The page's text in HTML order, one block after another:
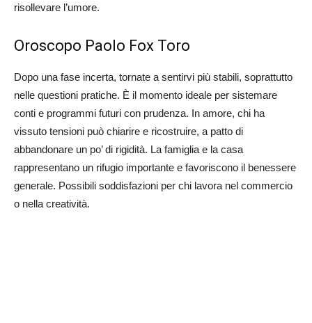
risollevare l’umore.
Oroscopo Paolo Fox Toro
Dopo una fase incerta, tornate a sentirvi più stabili, soprattutto
nelle questioni pratiche. È il momento ideale per sistemare
conti e programmi futuri con prudenza. In amore, chi ha
vissuto tensioni può chiarire e ricostruire, a patto di
abbandonare un po’ di rigidità. La famiglia e la casa
rappresentano un rifugio importante e favoriscono il benessere
generale. Possibili soddisfazioni per chi lavora nel commercio
o nella creatività.